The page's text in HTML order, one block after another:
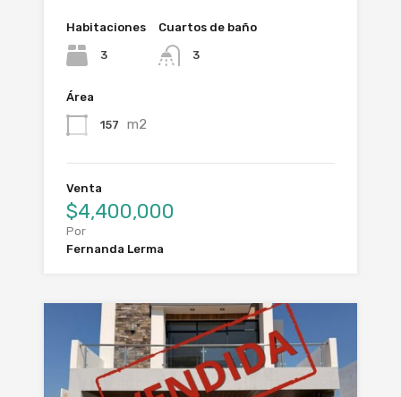
Habitaciones
3
Cuartos de baño
3
Área
157 m2
Venta
$4,400,000
Por
Fernanda Lerma